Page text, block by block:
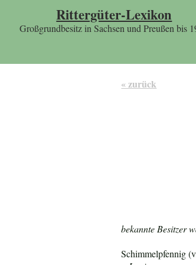
Rittergüter-Lexikon
Großgrundbesitz in Sachsen und Preußen bis
« zurück
bekannte Besitzer
Schimmelpfennig